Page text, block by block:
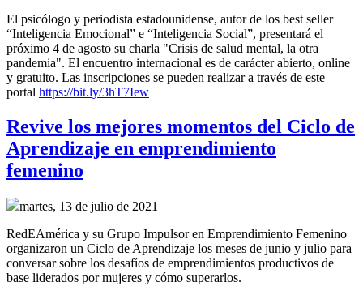
El psicólogo y periodista estadounidense, autor de los best seller
“Inteligencia Emocional” e “Inteligencia Social”, presentará el
próximo 4 de agosto su charla "Crisis de salud mental, la otra
pandemia". El encuentro internacional es de carácter abierto, online
y gratuito. Las inscripciones se pueden realizar a través de este
portal https://bit.ly/3hT7Iew
Revive los mejores momentos del Ciclo de
Aprendizaje en emprendimiento
femenino
martes, 13 de julio de 2021
RedEAmérica y su Grupo Impulsor en Emprendimiento Femenino
organizaron un Ciclo de Aprendizaje los meses de junio y julio para
conversar sobre los desafíos de emprendimientos productivos de
base liderados por mujeres y cómo superarlos.